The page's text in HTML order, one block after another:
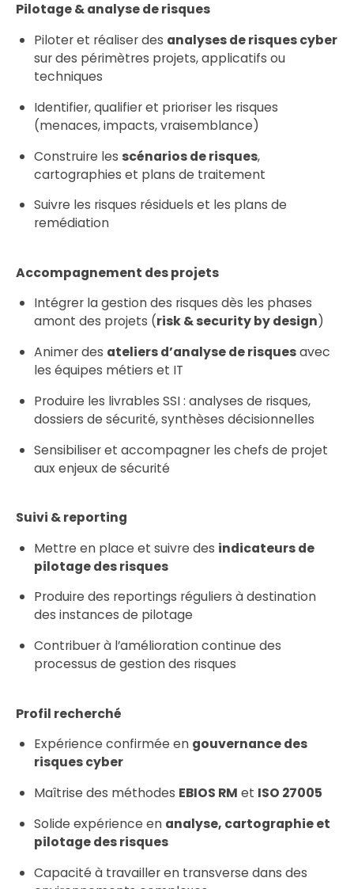
Pilotage & analyse de risques
Piloter et réaliser des analyses de risques cyber
sur des périmètres projets, applicatifs ou
techniques
Identifier, qualifier et prioriser les risques
(menaces, impacts, vraisemblance)
Construire les scénarios de risques,
cartographies et plans de traitement
Suivre les risques résiduels et les plans de
remédiation
Accompagnement des projets
Intégrer la gestion des risques dès les phases
amont des projets (risk & security by design)
Animer des ateliers d’analyse de risquesavec
les équipes métiers et IT
Produire les livrables SSI : analyses de risques,
dossiers de sécurité, synthèses décisionnelles
Sensibiliser et accompagner les chefs de projet
aux enjeux de sécurité
Suivi & reporting
Mettre en place et suivre des indicateurs de
pilotage des risques
Produire des reportings réguliers à destination
des instances de pilotage
Contribuer à l’amélioration continue des
processus de gestion des risques
Profil recherché
Expérience confirmée en gouvernance des
risques cyber
Maîtrise des méthodes EBIOS RM et ISO 27005
Solide expérience en analyse, cartographie et
pilotage des risques
Capacité à travailler en transverse dans des